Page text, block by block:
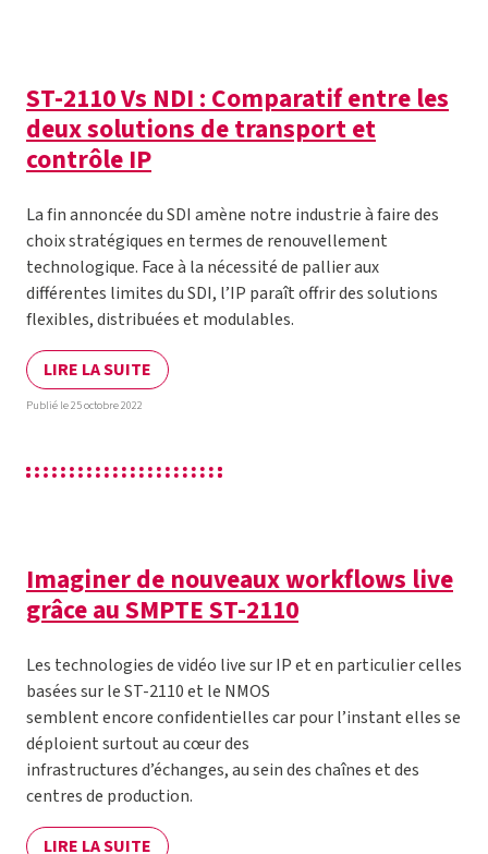
ST-2110 Vs NDI : Comparatif entre les
deux solutions de transport et
contrôle IP
La fin annoncée du SDI amène notre industrie à faire des
choix stratégiques en termes de renouvellement
technologique. Face à la nécessité de pallier aux
différentes limites du SDI, l’IP paraît offrir des solutions
flexibles, distribuées et modulables.
LIRE LA SUITE
Publié le 25 octobre 2022
Imaginer de nouveaux workflows live
grâce au SMPTE ST-2110
Les technologies de vidéo live sur IP et en particulier celles
basées sur le ST-2110 et le NMOS
semblent encore confidentielles car pour l’instant elles se
déploient surtout au cœur des
infrastructures d’échanges, au sein des chaînes et des
centres de production.
LIRE LA SUITE